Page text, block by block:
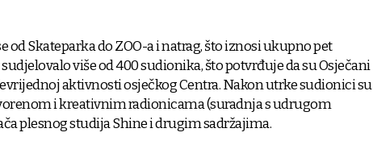
od Skateparka do ZOO-a i natrag, što iznosi ukupno pet
više od 400 sudionika, što potvrđuje da su Osječani
aktivnosti osječkog Centra. Nakon utrke sudionici su
i kreativnim radionicama (suradnja s udrugom
plesnog studija Shine i drugim sadržajima.